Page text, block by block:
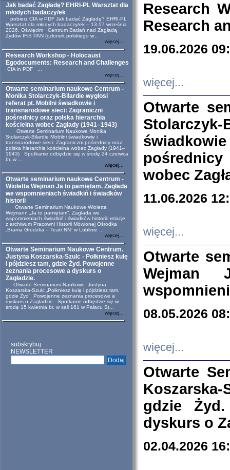
Jak badać Zagładę? EHRI-PL Warsztat dla
młodych badaczy/ek
pobierz CfA w PDF Jak badać Zagładę? EHRI-PL
Warsztat dla młodych badaczy/ek – 13-17 września
2026, Oświęcim Centrum Badań nad Zagładą
Żydów IFiS PAN (członek polskiego w...
więcej...
Research Workshop - Holocaust
Egodocuments: Research and Challenges
CfA in PDF ...
więcej...
Otwarte seminarium naukowe Centrum -
Monika Stolarczyk-Bilardie wygłosi
referat pt. Mobilni świadkowie i
transnarodowe sieci: Zagraniczni
pośrednicy oraz polska hierarchia
kościelna wobec Zagłady (1941–1943)
Otwarte Seminarium Naukowe Monika
Stolarczyk-Bilardie Mobilni świadkowie i
transnarodowe sieci: Zagraniczni pośrednicy oraz
polska hierarchia kościelna wobec Zagłady (1941–
1943) Spotkanie odbędzie się w środę 24 czerwca
br. w ...
więcej...
Otwarte seminarium naukowe Centrum -
Wioletta Wejman Ja to pamiętam. Zagłada
we wspomnieniach świadkiń i świadków
historii
Otwarte Seminarium Naukowe Wioletta
Wejmann „Ja to pamiętam”. Zagłada we
wspomnieniach świadkiń i świadków historii: relacje
z archiwum Pracowni Historii Mówionej Ośrodka
„Brama Grodzka – Teatr NN” w Lublinie ...
więcej...
Otwarte Seminarium Naukowe Centrum.
Justyna Koszarska-Szulc - Połkniesz kulę
i pójdziesz tam, gdzie Żyd. Powojenne
zeznania procesowe a dyskurs o
Zagładzie.
Otwarte Seminarium Naukowe Justyna
Koszarska-Szulc „Połkniesz kulę i pójdziesz tam,
gdzie Żyd”. Powojenne zeznania procesowe a
dyskurs o Zagładzie Spotkanie odbędzie się w
środę 15 kwietnia br. w sali 161 w Pałacu St...
więcej...
subskrybuj
NEWSLETTER
Research
Research
19.06.2026
więcej...
Otwarte
wobec
11.06.2026
więcej...
Otwarte
Wejman
08.05.2026
więcej...
Otwarte
Koszarska-
gdzie
dyskurs o
02.04.2026